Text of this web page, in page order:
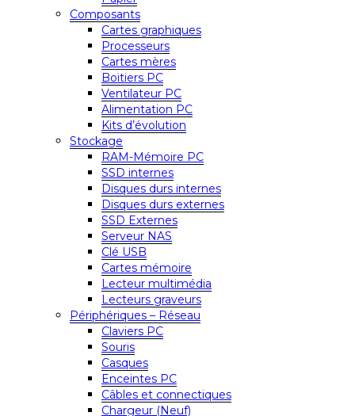
Composants
Cartes graphiques
Processeurs
Cartes mères
Boitiers PC
Ventilateur PC
Alimentation PC
Kits d’évolution
Stockage
RAM-Mémoire PC
SSD internes
Disques durs internes
Disques durs externes
SSD Externes
Serveur NAS
Clé USB
Cartes mémoire
Lecteur multimédia
Lecteurs graveurs
Périphériques – Réseau
Claviers PC
Souris
Casques
Enceintes PC
Câbles et connectiques
Chargeur (Neuf)